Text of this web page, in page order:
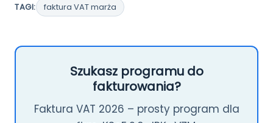
TAGI: faktura VAT marża
Szukasz programu do
fakturowania?
Faktura VAT 2026 – prosty program dla